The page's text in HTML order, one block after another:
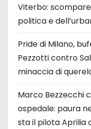
Viterbo:
politica e
Pride di Milano,
Pezzotti contro
minaccia di
Marco Bezzecchi
ospedale: paura
sta il pilota Aprilia